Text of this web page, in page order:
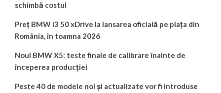
schimbă costul
Preț BMW i3 50 xDrive la lansarea oficială pe piața din
România, în toamna 2026
Noul BMW X5: teste finale de calibrare înainte de
începerea producției
Peste 40 de modele noi și actualizate vor fi introduse